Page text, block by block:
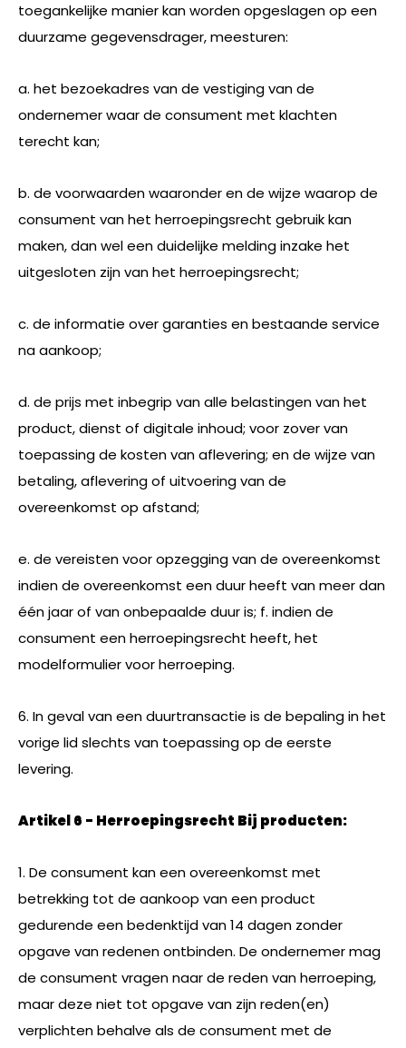
toegankelijke manier kan worden opgeslagen op een
duurzame gegevensdrager, meesturen:
a. het bezoekadres van de vestiging van de
ondernemer waar de consument met klachten
terecht kan;
b. de voorwaarden waaronder en de wijze waarop de
consument van het herroepingsrecht gebruik kan
maken, dan wel een duidelijke melding inzake het
uitgesloten zijn van het herroepingsrecht;
c. de informatie over garanties en bestaande service
na aankoop;
d. de prijs met inbegrip van alle belastingen van het
product, dienst of digitale inhoud; voor zover van
toepassing de kosten van aflevering; en de wijze van
betaling, aflevering of uitvoering van de
overeenkomst op afstand;
e. de vereisten voor opzegging van de overeenkomst
indien de overeenkomst een duur heeft van meer dan
één jaar of van onbepaalde duur is; f. indien de
consument een herroepingsrecht heeft, het
modelformulier voor herroeping.
6. In geval van een duurtransactie is de bepaling in het
vorige lid slechts van toepassing op de eerste
levering.
Artikel 6 - Herroepingsrecht Bij producten:
1. De consument kan een overeenkomst met
betrekking tot de aankoop van een product
gedurende een bedenktijd van 14 dagen zonder
opgave van redenen ontbinden. De ondernemer mag
de consument vragen naar de reden van herroeping,
maar deze niet tot opgave van zijn reden(en)
verplichten behalve als de consument met de